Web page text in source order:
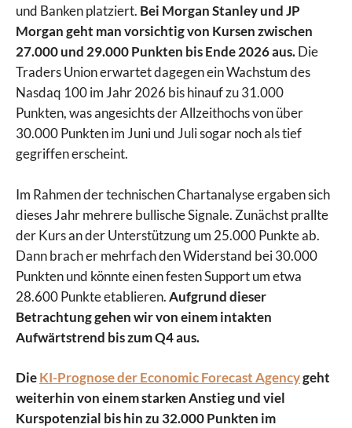
und Banken platziert. Bei Morgan Stanley und JP
Morgan geht man vorsichtig von Kursen zwischen
27.000 und 29.000 Punkten bis Ende 2026 aus.Die
Traders Union erwartet dagegen ein Wachstum des
Nasdaq 100 im Jahr 2026 bis hinauf zu 31.000
Punkten, was angesichts der Allzeithochs von über
30.000 Punkten im Juni und Juli sogar noch als tief
gegriffen erscheint.
Im Rahmen der technischen Chartanalyse ergaben sich
dieses Jahr mehrere bullische Signale. Zunächst prallte
der Kurs an der Unterstützung um 25.000 Punkte ab.
Dann brach er mehrfach den Widerstand bei 30.000
Punkten und könnte einen festen Support um etwa
28.600 Punkte etablieren.Aufgrund dieser
Betrachtung gehen wir von einem intakten
Aufwärtstrend bis zum Q4 aus.
DieKI-Prognose der Economic Forecast Agencygeht
weiterhin von einem starken Anstieg und viel
Kurspotenzial bis hin zu 32.000 Punkten im